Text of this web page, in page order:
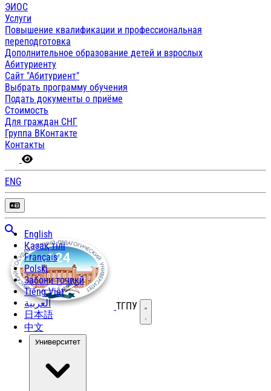
ЭИОС
Услуги
Повышение квалификации и профессиональная
переподготовка
Дополнительное образование детей и взрослых
Абитуриенту
Сайт "Абитуриент"
Выбрать программу обучения
Подать документы о приёме
Стоимость
Для граждан СНГ
Группа ВКонтакте
Контакты
ENG
English
Қазақ тілі
Français
Polski
Забони тоҷикӣ
Tiếng Việt
العربية
日本語
中文
ТГПУ Открыть меню
Университет